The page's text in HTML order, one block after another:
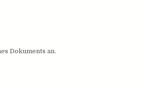
Dokuments an.